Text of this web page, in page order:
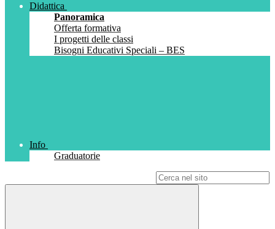
Didattica
Panoramica
Offerta formativa
I progetti delle classi
Bisogni Educativi Speciali – BES
Info
Graduatorie